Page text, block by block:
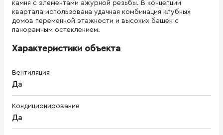
камня с элементами ажурной резьбы. В концепции
квартала использована удачная комбинация клубных
домов переменной этажности и высоких башен с
панорамным остеклением.
Характеристики объекта
Вентиляция
Да
Кондиционирование
Да